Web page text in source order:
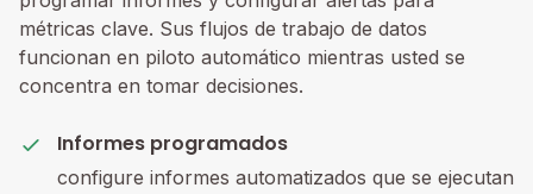
métricas clave. Sus flujos de trabajo de datos
funcionan en piloto automático mientras usted se
concentra en tomar decisiones.
Informes programados
configure informes automatizados que se ejecutan